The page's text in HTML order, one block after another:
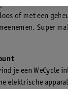
een fotokiosk
of met een
Super
je een WeCycle
elektrische